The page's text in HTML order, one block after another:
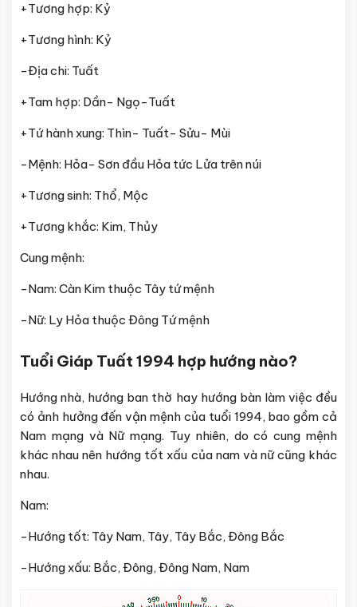
+Tương hợp: Kỷ
+Tương hình: Kỷ
-Địa chi: Tuất
+Tam hợp: Dần- Ngọ-Tuất
+Tứ hành xung: Thìn- Tuất- Sửu- Mùi
-Mệnh: Hỏa- Sơn đầu Hỏa tức Lửa trên núi
+Tương sinh: Thổ, Mộc
+Tương khắc: Kim, Thủy
Cung mệnh:
-Nam: Càn Kim thuộc Tây tứ mệnh
-Nữ: Ly Hỏa thuộc Đông Tứ mệnh
Tuổi Giáp Tuất 1994 hợp hướng nào?
Hướng nhà, hướng ban thờ hay hướng bàn làm việc đều
có ảnh hưởng đến vận mệnh của tuổi 1994, bao gồm cả
Nam mạng và Nữ mạng. Tuy nhiên, do có cung mệnh
khác nhau nên hướng tốt xấu của nam và nữ cũng khác
nhau.
Nam:
-Hướng tốt: Tây Nam, Tây, Tây Bắc, Đông Bắc
-Hướng xấu: Bắc, Đông, Đông Nam, Nam